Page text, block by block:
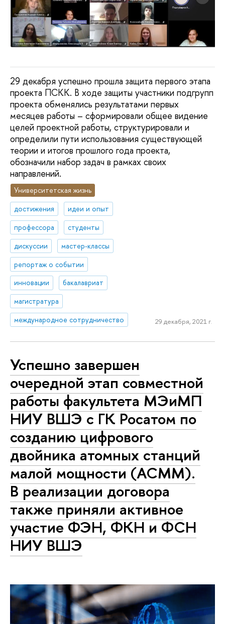
29 декабря успешно прошла защита первого этапа
проекта ПСКК. В ходе защиты участники подгрупп
проекта обменялись результатами первых
месяцев работы – сформировали общее видение
целей проектной работы, структурировали и
определили пути использования существующей
теории и итогов прошлого года проекта,
обозначили набор задач в рамках своих
направлений.
Университетская жизнь
достижения
идеи и опыт
профессора
студенты
дискуссии
мастер-классы
репортаж о событии
инновации
бакалавриат
магистратура
международное сотрудничество
29 декабря, 2021 г.
Успешно завершен
очередной этап совместной
работы факультета МЭиМП
НИУ ВШЭ с ГК Росатом по
созданию цифрового
двойника атомных станций
малой мощности (АСММ).
В реализации договора
также приняли активное
участие ФЭН, ФКН и ФСН
НИУ ВШЭ